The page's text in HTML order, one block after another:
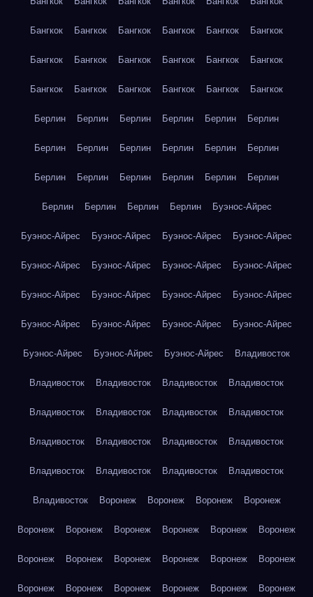
Бангкок Бангкок Бангкок Бангкок Бангкок Бангкок
Бангкок Бангкок Бангкок Бангкок Бангкок Бангкок
Бангкок Бангкок Бангкок Бангкок Бангкок Бангкок
Берлин Берлин Берлин Берлин Берлин Берлин
Берлин Берлин Берлин Берлин Берлин Берлин
Берлин Берлин Берлин Берлин Берлин Берлин
Берлин Берлин Берлин Берлин Буэнос-Айрес
Буэнос-Айрес Буэнос-Айрес Буэнос-Айрес Буэнос-Айрес
Буэнос-Айрес Буэнос-Айрес Буэнос-Айрес Буэнос-Айрес
Буэнос-Айрес Буэнос-Айрес Буэнос-Айрес Буэнос-Айрес
Буэнос-Айрес Буэнос-Айрес Буэнос-Айрес Буэнос-Айрес
Буэнос-Айрес Буэнос-Айрес Буэнос-Айрес Владивосток
Владивосток Владивосток Владивосток Владивосток
Владивосток Владивосток Владивосток Владивосток
Владивосток Владивосток Владивосток Владивосток
Владивосток Владивосток Владивосток Владивосток
Владивосток Воронеж Воронеж Воронеж Воронеж
Воронеж Воронеж Воронеж Воронеж Воронеж Воронеж
Воронеж Воронеж Воронеж Воронеж Воронеж Воронеж
Воронеж Воронеж Воронеж Воронеж Воронеж Воронеж